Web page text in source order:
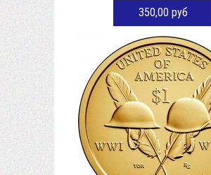
350,00 руб
ДОБАВИТЬ В КОРЗИНУ